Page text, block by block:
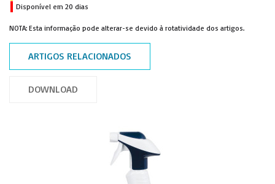
Disponível em 20 dias
NOTA: Esta informação pode alterar-se devido à rotatividade dos artigos.
ARTIGOS RELACIONADOS
DOWNLOAD